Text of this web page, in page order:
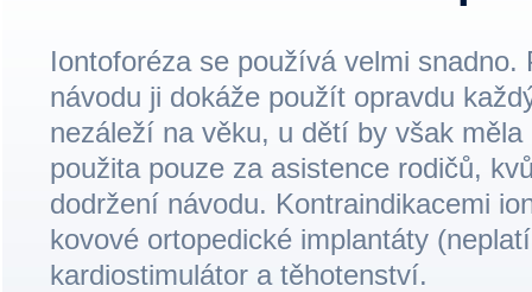
Iontoforéza se používá velmi snadno.
návodu ji dokáže použít opravdu
nezáleží na věku, u dětí by však měla
použita pouze za asistence rodičů,
dodržení návodu. Kontraindikacemi
kovové ortopedické implantáty
kardiostimulátor a těhotenství.